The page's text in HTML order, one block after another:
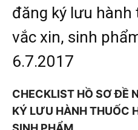
đăng ký lưu
vắc xin, sinh
6.7.2017
CHECKLIST HỒ SƠ ĐỀ
KÝ LƯU HÀNH THUỐC